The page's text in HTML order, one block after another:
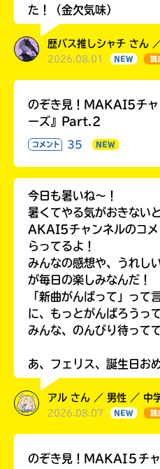
た！（金欠気味）
歴バス推しシャチ さん
2026.08.01 NEW 読
のぞき見！MAKAI5チャ
ーズ』Part.2
コメント 35 NEW
今日も暑いね〜！
暑くてやる気がおきない
AKAI5チャンネルのコメ
らってるよ！
みんなの感想や、うれし
が毎日の楽しみなんだ！
「新曲がんばって」って
に、もっとがんばろうっ
みんな、のんびり待って
あ、フェリス、誕生日お
アル さん ／ 男性 ／ 中
2026.08.07 NEW 読
のぞき見！MAKAI５チ